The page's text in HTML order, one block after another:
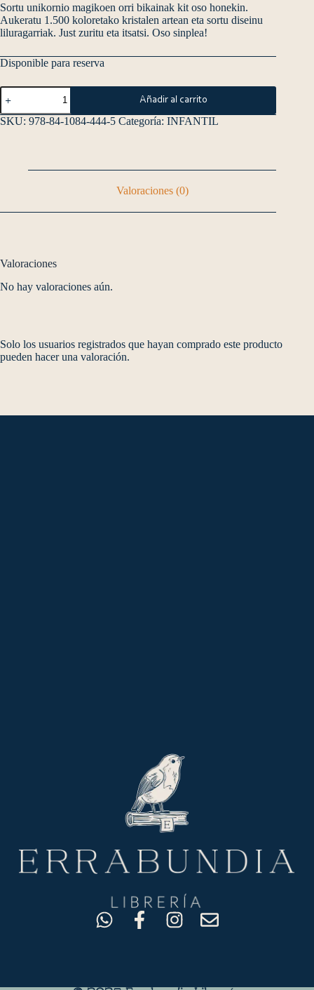
Sortu unikornio magikoen orri bikainak kit oso honekin.
Aukeratu 1.500 koloretako kristalen artean eta sortu diseinu
liluragarriak. Just zuritu eta itsatsi. Oso sinplea!
Disponible para reserva
Añadir al carrito
SKU: 978-84-1084-444-5 Categoría: INFANTIL
Valoraciones (0)
Valoraciones
No hay valoraciones aún.
Solo los usuarios registrados que hayan comprado este producto
pueden hacer una valoración.